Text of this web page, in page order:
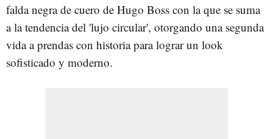
falda negra de cuero de Hugo Boss con la que se suma
a la tendencia del 'lujo circular', otorgando una segunda
vida a prendas con historia para lograr un look
sofisticado y moderno.